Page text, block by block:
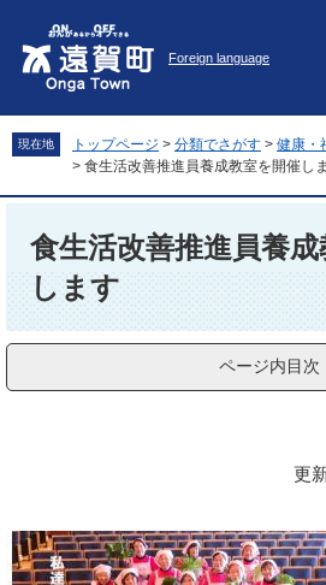
先
頭
を
飛
Foreign language
現在地 トップページ > 分類でさがす > 健康・
> 食生活改善推進員養成教室を開催し
食生活改善推進員養
します
ページ内目次
更